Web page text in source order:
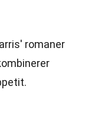
romaner